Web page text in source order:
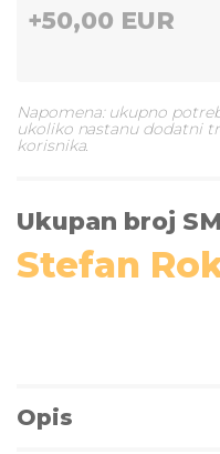
+50,00 EUR
Napomena: ukupno
ukoliko nastanu dodatni
korisnika.
Ukupan broj
Stefan
Opis